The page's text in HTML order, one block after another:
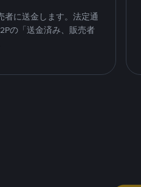
者に送金します。法定通
の「送金済み、販売者